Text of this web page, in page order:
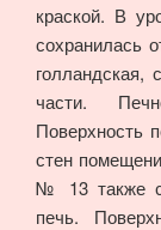
краской. В
сохранилась
голландская,
части.
Поверхность
стен
№ 13 также
печь.